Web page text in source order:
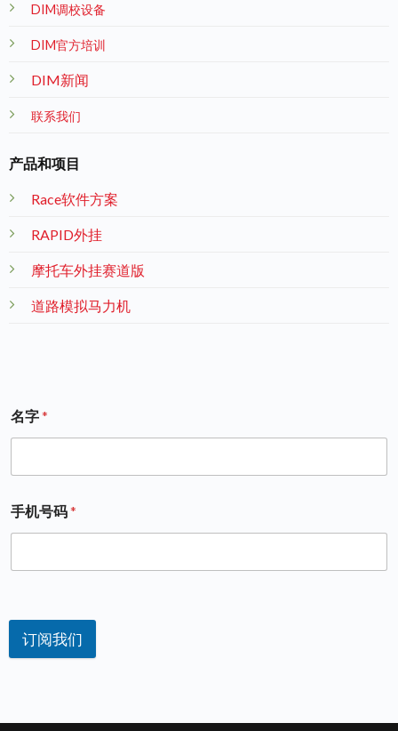
DIM调校设备
DIM官方培训
DIM新闻
联系我们
产品和项目
Race软件方案
RAPID外挂
摩托车外挂赛道版
道路模拟马力机
名字*
手机号码*
订阅我们